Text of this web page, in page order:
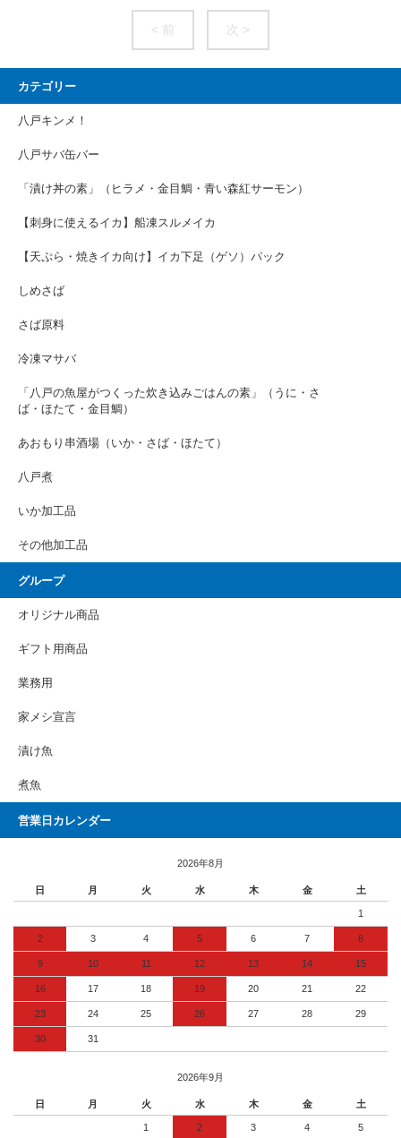
< 前 次 >
カテゴリー
八戸キンメ！
八戸サバ缶バー
「漬け丼の素」（ヒラメ・金目鯛・青い森紅サーモン）
【刺身に使えるイカ】船凍スルメイカ
【天ぷら・焼きイカ向け】イカ下足（ゲソ）パック
しめさば
さば原料
冷凍マサバ
「八戸の魚屋がつくった炊き込みごはんの素」（うに・さ
ば・ほたて・金目鯛）
あおもり串酒場（いか・さば・ほたて）
八戸煮
いか加工品
その他加工品
グループ
オリジナル商品
ギフト用商品
業務用
家メシ宣言
漬け魚
煮魚
営業日カレンダー
2026年8月
日 月 火 水 木 金 土
1
2 3 4 5 6 7 8
9 10 11 12 13 14 15
16 17 18 19 20 21 22
23 24 25 26 27 28 29
30 31
2026年9月
日 月 火 水 木 金 土
1 2 3 4 5